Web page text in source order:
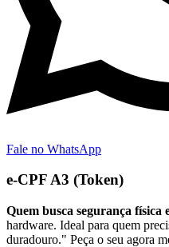
Fale no WhatsApp
e-CPF A3 (Token)
Quem busca segurança física
hardware. Ideal para quem
duradouro." Peça o seu agora